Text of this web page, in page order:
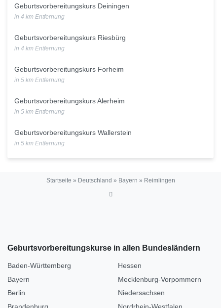
Geburtsvorbereitungskurs Deiningen
in 4 km Entfernung
Geburtsvorbereitungskurs Riesbürg
in 4 km Entfernung
Geburtsvorbereitungskurs Forheim
in 5 km Entfernung
Geburtsvorbereitungskurs Alerheim
in 5 km Entfernung
Geburtsvorbereitungskurs Wallerstein
in 5 km Entfernung
Startseite » Deutschland » Bayern » Reimlingen
Geburtsvorbereitungskurse in allen Bundesländern
Baden-Württemberg
Bayern
Berlin
Hessen
Mecklenburg-Vorpommern
Niedersachsen